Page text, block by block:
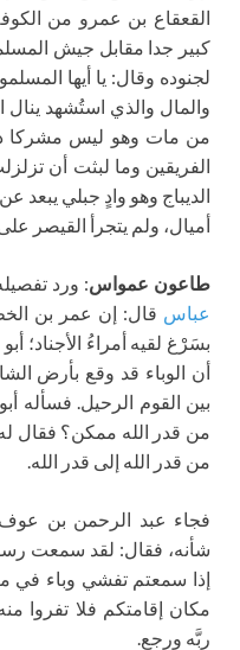
القعقاع بن عمرو من
كبير جدا مقابل جيش
لجنوده وقال: يا أيها
من مات وهو ليس مشركا
الفريقين وما لبثت أن
الديباج وهو وادٍ جبلي
أميال، ولم يتجرأ القيصر
طاعون عمواس: ورد
عباس قال: إن عمر بن
بسَرْغ لقيه أمراءُ الأجناد؛
أن الوباء قد وقع بأرض
بين القوم الرحيل. فسأله
من قدر الله ممكن؟ فقال
من قدر الله إلى قدر الله.
فجاء عبد الرحمن بن
شأنه، فقال: لقد سمعت
إذا سمعتم تفشي وباء في
مكان إقامتكم فلا تفروا
ربَّه ورجع.